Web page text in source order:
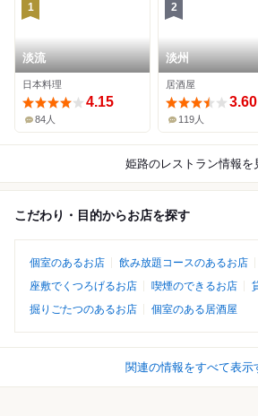
1
淡流
日本料理
4.15
84人
2
淡州
居酒屋
3.60
119人
姫路のレストラン情報を
こだわり・目的からお店を探す
個室のあるお店 飲み放題コースのあるお店
座敷でくつろげるお店
喫煙のできるお店
掘りごたつのあるお店
個室のある居酒屋
関連の情報をすべて表示